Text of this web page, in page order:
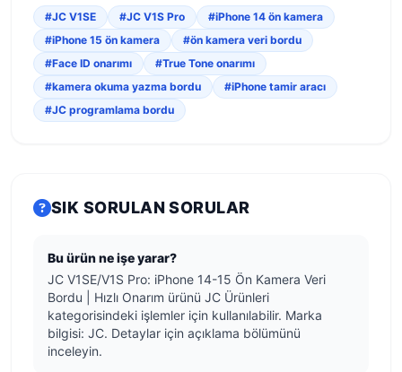
#JC V1SE #JC V1S Pro
#iPhone 14 ön kamera
#iPhone 15 ön kamera
#ön kamera veri bordu
#Face ID onarımı
#True Tone onarımı
#kamera okuma yazma bordu
#iPhone tamir aracı
#JC programlama bordu
SIK SORULAN SORULAR
Bu ürün ne işe yarar?
JC V1SE/V1S Pro: iPhone 14-15 Ön Kamera Veri
Bordu | Hızlı Onarım ürünü JC Ürünleri
kategorisindeki işlemler için kullanılabilir. Marka
bilgisi: JC. Detaylar için açıklama bölümünü
inceleyin.